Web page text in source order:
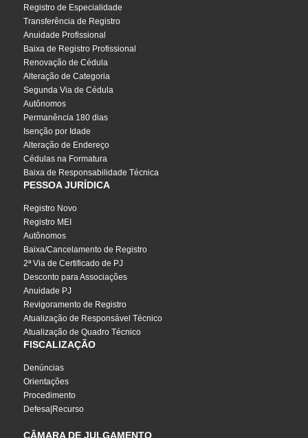
Registro de Especialidade
Transferência de Registro
Anuidade Profissional
Baixa de Registro Profissional
Renovação de Cédula
Alteração de Categoria
Segunda Via de Cédula
Autônomos
Permanência 180 dias
Isenção por Idade
Alteração de Endereço
Cédulas na Formatura
Baixa de Responsabilidade Técnica
PESSOA JURÍDICA
Registro Novo
Registro MEI
Autônomos
Baixa/Cancelamento de Registro
2ª Via de Certificado de PJ
Desconto para Associações
Anuidade PJ
Revigoramento de Registro
Atualização de Responsável Técnico
Atualização de Quadro Técnico
FISCALIZAÇÃO
Denúncias
Orientações
Procedimento
Defesa|Recurso
CÂMARA DE JULGAMENTO